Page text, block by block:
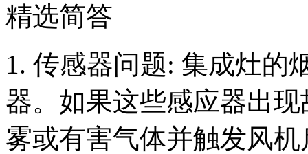
精选简答
1. 传感器问题: 集成灶的
器。如果这些感应器出
雾或有害气体并触发风